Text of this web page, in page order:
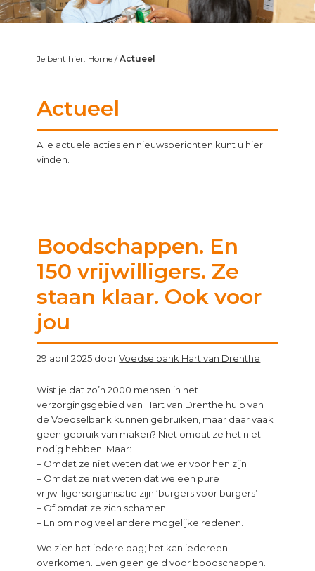
Je bent hier: Home /Actueel
Actueel
Alle actuele acties en nieuwsberichten kunt u hier
vinden.
Boodschappen. En
150 vrijwilligers. Ze
staan klaar. Ook voor
jou
29 april 2025 doorVoedselbank Hart van Drenthe
Wist je dat zo’n 2000 mensen in het
verzorgingsgebied van Hart van Drenthe hulp van
de Voedselbank kunnen gebruiken, maar daar vaak
geen gebruik van maken? Niet omdat ze het niet
nodig hebben. Maar:
– Omdat ze niet weten dat we er voor hen zijn
– Omdat ze niet weten dat we een pure
vrijwilligersorganisatie zijn ‘burgers voor burgers’
– Of omdat ze zich schamen
– En om nog veel andere mogelijke redenen.
We zien het iedere dag; het kan iedereen
overkomen. Even geen geld voor boodschappen.